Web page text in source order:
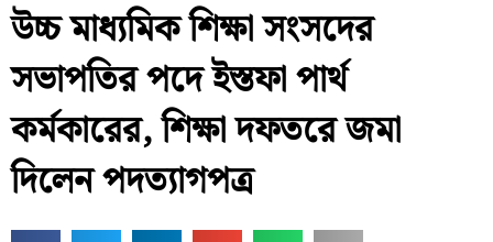
ফুল চাষ ফল চাষ মাছ চাষ
উচ্চ মাধ্যমিক শিক্ষা সংসদের
সভাপতির পদে ইস্তফা পার্থ
কর্মকারের, শিক্ষা দফতরে জমা
দিলেন পদত্যাগপত্র